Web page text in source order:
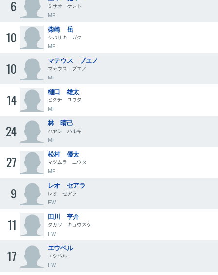
6 ミサオ ケント
MF
10 柴崎 岳
シバサキ ガク
MF
10 マテウス ブエノ
マテウス ブエノ
MF
14 樋口 雄太
ヒグチ ユウタ
MF
24 林 晴己
ハヤシ ハルキ
MF
27 松村 優太
マツムラ ユウタ
MF
9 レオ セアラ
レオ セアラ
FW
11 田川 亨介
タガワ キョウスケ
FW
17 エウベル
エウベル
FW